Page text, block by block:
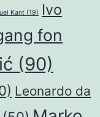
Kant (19)
Ivo
fon
(90)
Leonardo da